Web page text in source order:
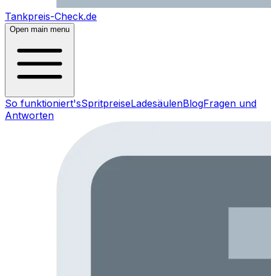
Tankpreis-Check.de
Open main menu
So funktioniert'sSpritpreiseLadesäulenBlogFragen und
Antworten